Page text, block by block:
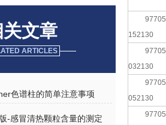
文章
ARTICLES
色谱柱的简单注意事项
-感冒清热颗粒含量的测定
152130
032130
052130